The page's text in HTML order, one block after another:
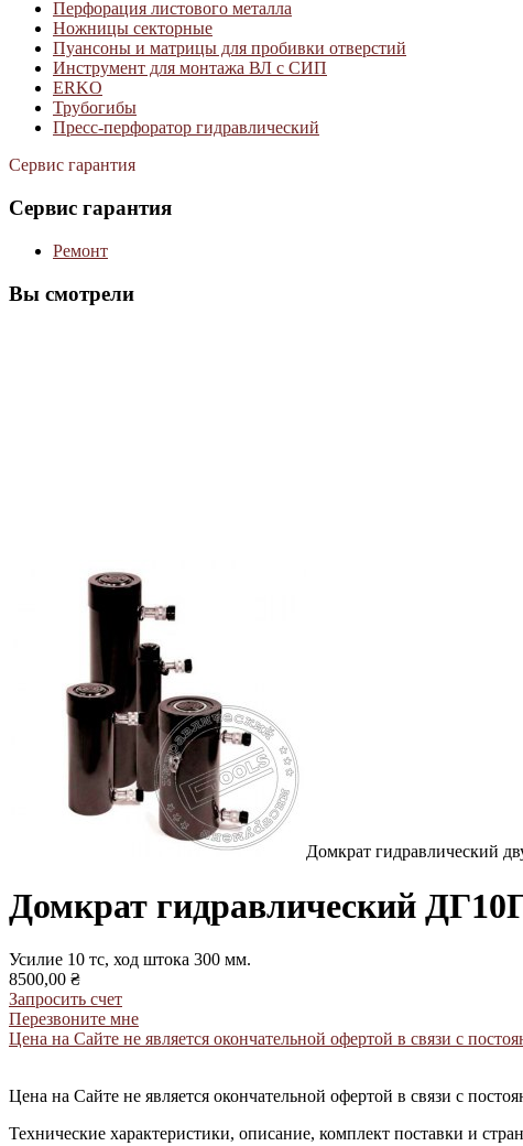
Перфорация листового металла
Ножницы секторные
Пуансоны и матрицы для пробивки отверстий
Инструмент для монтажа ВЛ с СИП
ERKO
Трубогибы
Пресс-перфоратор гидравлический
Сервис гарантия
Сервис гарантия
Ремонт
Вы смотрели
Домкрат гидравлический
Домкрат гидравлический
Усилие 10 тс, ход штока 300 мм.
8500,00 ₴
Запросить счет
Перезвоните мне
Цена на Сайте не является окончательной офертой в связи с
Цена на Сайте не является окончательной офертой в связи с
Технические характеристики, описание, комплект поставки и